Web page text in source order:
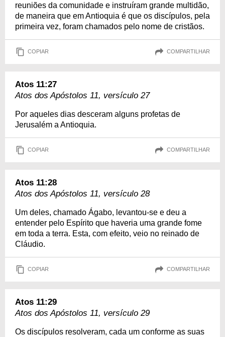
reuniões da comunidade e instruíram grande multidão,
de maneira que em Antioquia é que os discípulos, pela
primeira vez, foram chamados pelo nome de cristãos.
COPIAR COMPARTILHAR
Atos 11:27
Atos dos Apóstolos 11, versículo 27
Por aqueles dias desceram alguns profetas de
Jerusalém a Antioquia.
COPIAR COMPARTILHAR
Atos 11:28
Atos dos Apóstolos 11, versículo 28
Um deles, chamado Ágabo, levantou-se e deu a
entender pelo Espírito que haveria uma grande fome
em toda a terra. Esta, com efeito, veio no reinado de
Cláudio.
COPIAR COMPARTILHAR
Atos 11:29
Atos dos Apóstolos 11, versículo 29
Os discípulos resolveram, cada um conforme as suas